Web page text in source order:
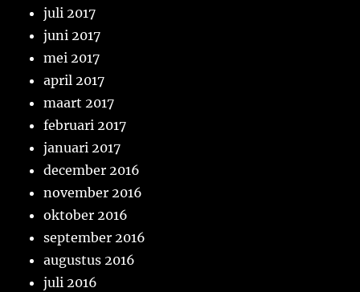
juli 2017
juni 2017
mei 2017
april 2017
maart 2017
februari 2017
januari 2017
december 2016
november 2016
oktober 2016
september 2016
augustus 2016
juli 2016